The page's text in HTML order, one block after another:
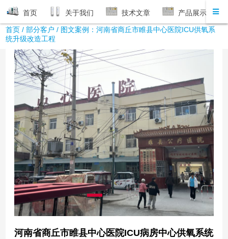
首页 关于我们 技术文章 产品展示
首页 /部分客户 / 图文案例：河南省商丘市睢县中心医院ICU供氧系
统升级改造工程
河南省商丘市睢县中心医院ICU病房中心供氧系统